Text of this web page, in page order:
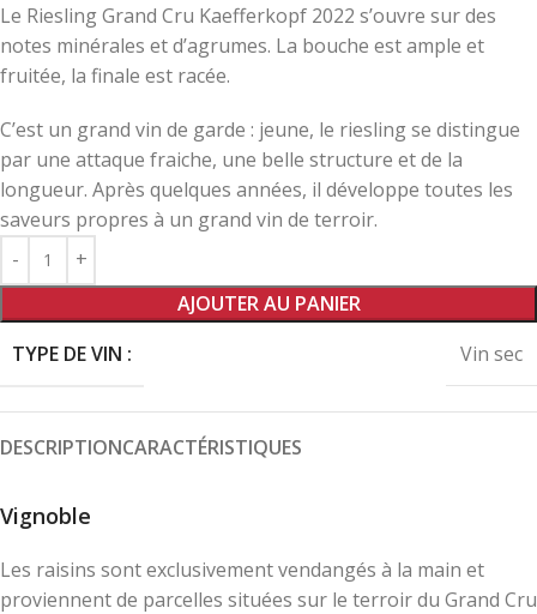
Le Riesling Grand Cru Kaefferkopf 2022 s’ouvre sur des
notes minérales et d’agrumes. La bouche est ample et
fruitée, la finale est racée.
C’est un grand vin de garde : jeune, le riesling se distingue
par une attaque fraiche, une belle structure et de la
longueur. Après quelques années, il développe toutes les
saveurs propres à un grand vin de terroir.
AJOUTER AU PANIER
TYPE DE VIN :
Vin sec
DESCRIPTIONCARACTÉRISTIQUES
Vignoble
Les raisins sont exclusivement vendangés à la main et
proviennent de parcelles situées sur le terroir du Grand Cru